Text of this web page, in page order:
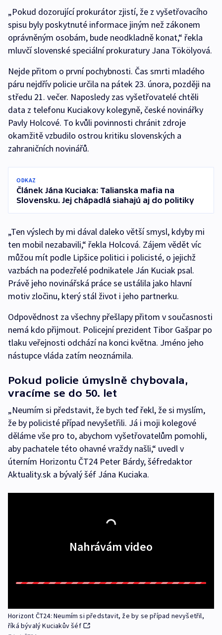
„Pokud dozorující prokurátor zjistí, že z vyšetřovacího
spisu byly poskytnuté informace jiným než zákonem
oprávněným osobám, bude neodkladně konat,“ řekla
mluvčí slovenské speciální prokuratury Jana Tökölyová.
Nejde přitom o první pochybnosti. Čas smrti mladého
páru nejdřív policie určila na pátek 23. února, později na
středu 21. večer. Naposledy zas vyšetřovatelé chtěli
data z telefonu Kuciakovy kolegyně, české novinářky
Pavly Holcové. To kvůli povinnosti chránit zdroje
okamžitě vzbudilo ostrou kritiku slovenských a
zahraničních novinářů.
ODKAZ
Článek Jána Kuciaka: Talianska mafia na
Slovensku. Jej chápadlá siahajú aj do politiky
„Ten výslech by mi dával daleko větší smysl, kdyby mi
ten mobil nezabavili,“ řekla Holcová. Zájem vědět víc
můžou mít podle Lipšice politici i policisté, o jejichž
vazbách na podezřelé podnikatele Ján Kuciak psal.
Právě jeho novinářská práce se ustálila jako hlavní
motiv zločinu, který stál život i jeho partnerku.
Odpovědnost za všechny přešlapy přitom v současnosti
nemá kdo přijmout. Policejní prezident Tibor Gašpar po
tlaku veřejnosti odchází na konci května. Jméno jeho
nástupce vláda zatím neoznámila.
Pokud policie úmyslně chybovala,
vracíme se do 50. let
„Neumím si představit, že bych teď řekl, že si myslím,
že by policisté případ nevyšetřili. Já i moji kolegové
děláme vše pro to, abychom vyšetřovatelům pomohli,
aby pachatele této ohavné vraždy našli,“ uvedl v
úterním Horizontu ČT24 Peter Bárdy, šéfredaktor
Aktuality.sk a bývalý šéf Jána Kuciaka.
Nahrávám video
Horizont ČT24: Neumím si představit, že by se případ nevyšetřil,
říká bývalý Kuciakův šéf